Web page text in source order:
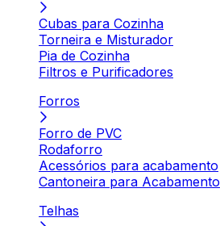
Cubas para Cozinha
Torneira e Misturador
Pia de Cozinha
Filtros e Purificadores
Forros
Forro de PVC
Rodaforro
Acessórios para acabamento
Cantoneira para Acabamento
Telhas